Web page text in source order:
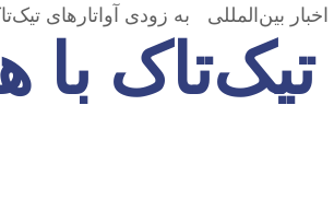
اخبار بین‌المللی به زودی آواتارهای
تیک‌تاک